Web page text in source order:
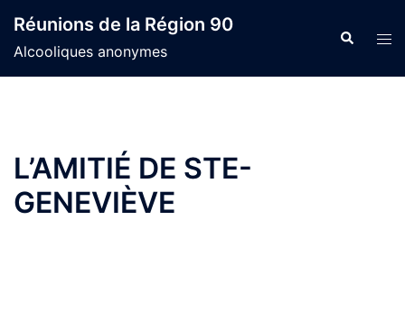
content
Réunions de la Région 90
Alcooliques anonymes
Search
L’AMITIÉ DE STE-
GENEVIÈVE